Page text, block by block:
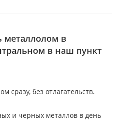
металлолом в
в наш пункт
сразу, без отлагательств.
и черных металлов в день